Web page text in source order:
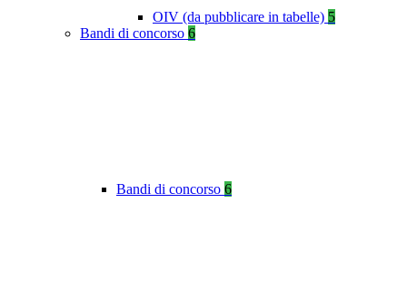
OIV (da pubblicare in tabelle) 5
Bandi di concorso 6
Bandi di concorso 6